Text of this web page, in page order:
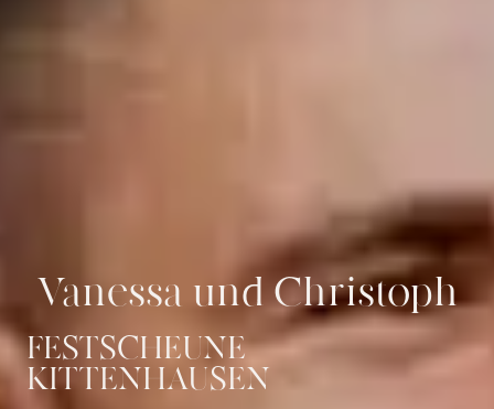
Vanessa und Christoph
FESTSCHEUNE
KITTENHAUSEN